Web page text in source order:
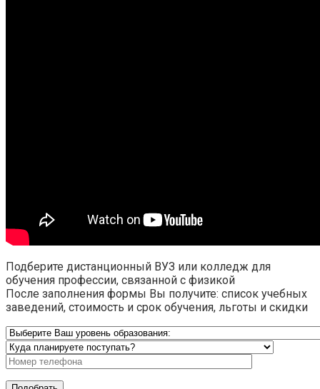
Подберите дистанционный ВУЗ или колледж для
обучения профессии, связанной с физикой
После заполнения формы Вы получите: список учебных
заведений, стоимость и срок обучения, льготы и скидки